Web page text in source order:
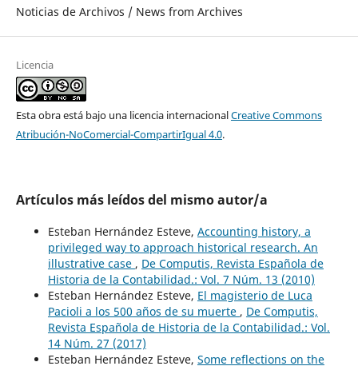
Noticias de Archivos / News from Archives
Licencia
Esta obra está bajo una licencia internacionalCreative Commons
Atribución-NoComercial-CompartirIgual 4.0.
Artículos más leídos del mismo autor/a
Esteban Hernández Esteve, Accounting history, a
privileged way to approach historical research. An
illustrative case , De Computis, Revista Española de
Historia de la Contabilidad.: Vol. 7 Núm. 13 (2010)
Esteban Hernández Esteve, El magisterio de Luca
Pacioli a los 500 años de su muerte , De Computis,
Revista Española de Historia de la Contabilidad.: Vol.
14 Núm. 27 (2017)
Esteban Hernández Esteve, Some reflections on the